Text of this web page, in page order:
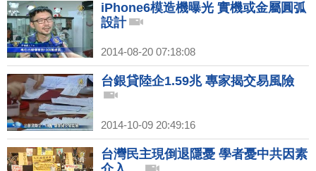
iPhone6模造機曝光 實機或金屬圓弧
設計
2014-08-20 07:18:08
台銀貸陸企1.59兆 專家揭交易風險
2014-10-09 20:49:16
台灣民主現倒退隱憂 學者憂中共因素